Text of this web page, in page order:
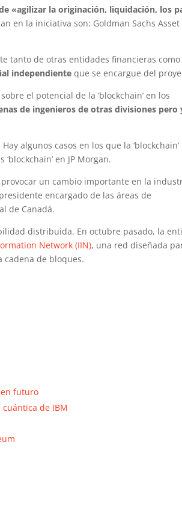
«agilizar la originación, liquidación, los
en la iniciativa son: Goldman Sachs Asset
tanto de otras entidades financieras como
independiente que se encargue del
el potencial de la ‘blockchain’ en los
de ingenieros de otras divisiones pero
algunos casos en los que la ‘blockchain’
en JP Morgan.
provocar un cambio importante en la
encargado de las áreas de
de Canadá.
distribuida. En octubre pasado, la
Network (IIN), una red diseñada
cadena de bloques.
futuro
cuántica de IBM